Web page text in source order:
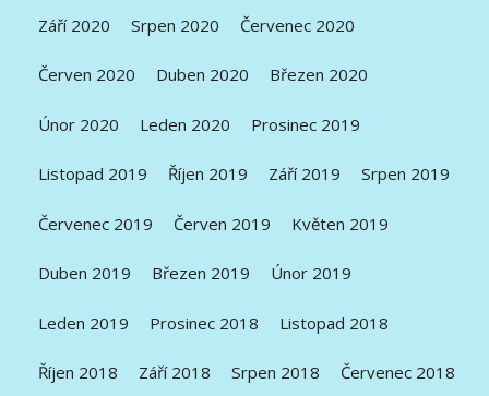
Září 2020 Srpen 2020 Červenec 2020
Červen 2020 Duben 2020 Březen 2020
Únor 2020 Leden 2020 Prosinec 2019
Listopad 2019 Říjen 2019 Září 2019 Srpen 2019
Červenec 2019 Červen 2019 Květen 2019
Duben 2019 Březen 2019 Únor 2019
Leden 2019 Prosinec 2018 Listopad 2018
Říjen 2018 Září 2018 Srpen 2018 Červenec 2018